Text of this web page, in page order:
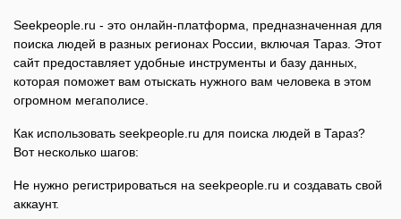
Seekpeople.ru - это онлайн-платформа, предназначенная для
поиска людей в разных регионах России, включая Тараз. Этот
сайт предоставляет удобные инструменты и базу данных,
которая поможет вам отыскать нужного вам человека в этом
огромном мегаполисе.
Как использовать seekpeople.ru для поиска людей в Тараз?
Вот несколько шагов:
Не нужно регистрироваться на seekpeople.ru и создавать свой
аккаунт.